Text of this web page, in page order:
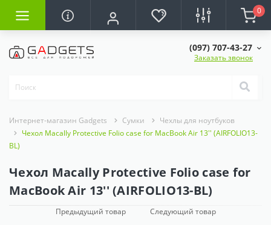
0
(097) 707-43-27
Заказать звонок
Интернет-магазин Gadgets Сумки
Чехлы для ноутбуков
Чехол Macally Protective Folio case for MacBook Air 13'' (AIRFOLIO13-
BL)
Чехол Macally Protective Folio case for
MacBook Air 13'' (AIRFOLIO13-BL)
Предыдущий товар Следующий товар